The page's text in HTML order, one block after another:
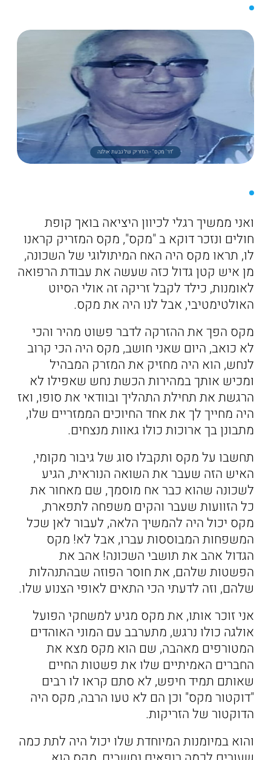
"דר' מקס" - המזריק של גבעת אולגה
ואני ממשיך רגלי לכיוון היציאה בואך קופת
חולים ונזכר דוקא ב "מקס", מקס המזריק קראנו
לו, תראו מקס היה האח המיתולוגי של השכונה,
מן איש קטן גדול כזה שעשה את עבודת הרפואה
לאומנות, כילד לקבל זריקה זה אולי הסיוט
האולטימטיבי, אבל לנו היה את מקס.
מקס הפך את ההזרקה לדבר פשוט מהיר והכי
לא כואב, היום שאני חושב, מקס היה הכי קרוב
לנחש, הוא היה מחזיק את המזרק המבהיל
ומכיש אותך במהירות הכשת נחש שאפילו לא
הרגשת את תחילת התהליך ובוודאי את סופו, ואז
היה מחייך לך את אחד החיוכים הממזריים שלו,
מתבונן בך ארוכות כולו גאוות מנצחים.
תחשבו על מקס ותקבלו סוג של גיבור מקומי,
האיש הזה שעבר את השואה הנוראית, הגיע
לשכונה שהוא כבר אח מוסמך, שם מאחור את
כל הזוועות שעבר והקים משפחה לתפארת,
מקס יכול היה להמשיך הלאה, לעבור לאן שכל
המשפחות המבוססות עברו, אבל לא! מקס
הגדול אהב את תושבי השכונה! אהב את
הפשטות שלהם, את חוסר הפוזה שבהתנהלות
שלהם, וזה לדעתי הכי התאים לאופי הצנוע שלו.
אני זוכר אותו, את מקס מגיע למשחקי הפועל
אולגה כולו נרגש, מתערבב עם המוני האוהדים
המטורפים מאהבה, שם הוא מקס מצא את
החברים האמיתיים שלו את פשטות החיים
שאותם תמיד חיפש, לא סתם קראו לו רבים
"דוקטור מקס" וכן הם לא טעו הרבה, מקס היה
הדוקטור של הזריקות.
והוא במיומנות המיוחדת שלו יכול היה לתת כמה